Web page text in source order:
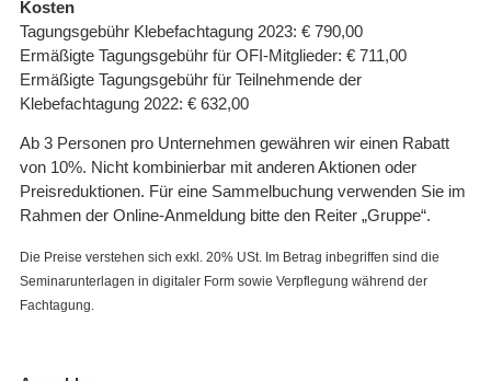
Kosten
Tagungsgebühr Klebefachtagung 2023: € 790,00
Ermäßigte Tagungsgebühr für OFI-Mitglieder: € 711,00
Ermäßigte Tagungsgebühr für Teilnehmende der
Klebefachtagung 2022: € 632,00
Ab 3 Personen pro Unternehmen gewähren wir einen Rabatt
von 10%. Nicht kombinierbar mit anderen Aktionen oder
Preisreduktionen. Für eine Sammelbuchung verwenden Sie im
Rahmen der Online-Anmeldung bitte den Reiter „Gruppe“.
Die Preise verstehen sich exkl. 20% USt. Im Betrag inbegriffen sind die
Seminarunterlagen in digitaler Form sowie Verpflegung während der
Fachtagung.